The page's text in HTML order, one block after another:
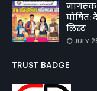
जागरूक
घोषित:
लिस्ट
JULY
TRUST BADGE